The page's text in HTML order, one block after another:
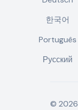
한국어
Português
Русский
© 2026